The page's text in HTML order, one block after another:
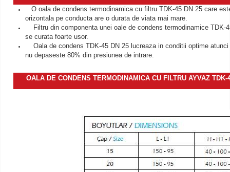
O oala de condens termodinamica cu filtru TDK-45 DN 25 care
orizontala pe conducta are o durata de viata mai mare.
Filtru din componenta unei oale de condens termodinamice TDK-
se curata foarte usor.
Oala de condens TDK-45 DN 25 lucreaza in conditii optime atunci
nu depaseste 80% din presiunea de intrare.
OALA DE CONDENS TERMODINAMICA CU FILTRU AYVAZ